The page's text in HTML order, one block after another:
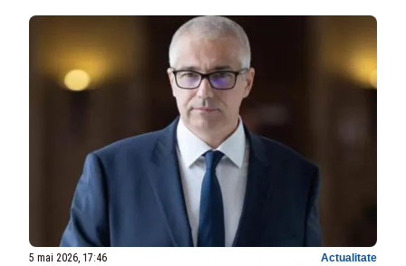
5 mai 2026, 17:46 Actualitate